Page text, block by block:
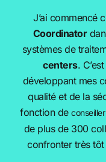
J’ai commencé
Coordinator
systèmes de
centers.
développant mes
qualité et de la
fonction de
de plus de 300
confronter très